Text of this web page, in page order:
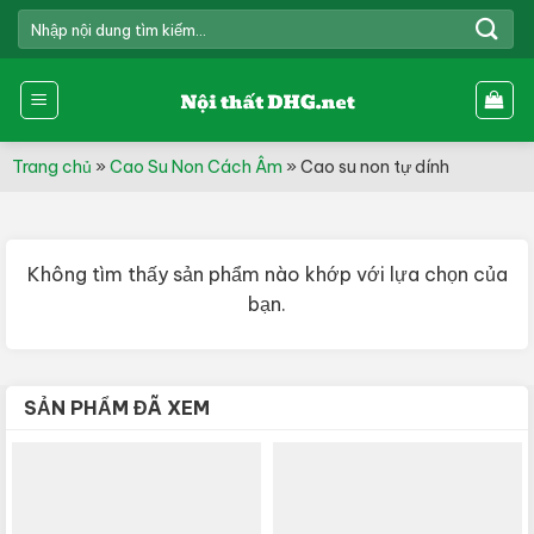
Skip
to
TÌM
KIẾM:
Trang chủ » Cao Su Non Cách Âm » Cao su non tự dính
Không tìm thấy sản phẩm nào khớp với lựa chọn của
bạn.
SẢN PHẨM ĐÃ XEM